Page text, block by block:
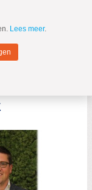
MENU
Lees meer.